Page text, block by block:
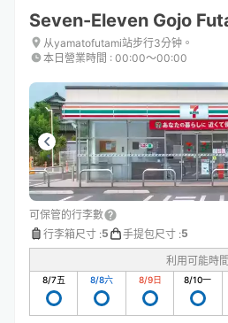
Seven-Eleven Gojo
从yamatofutami站步行3分钟。
本日營業時間 : 00:00〜00:00
可保管的行李數
行李箱尺寸 :5 手提包尺寸 :5
利用可能時間
8/7五 8/8六 8/9日 8/10一